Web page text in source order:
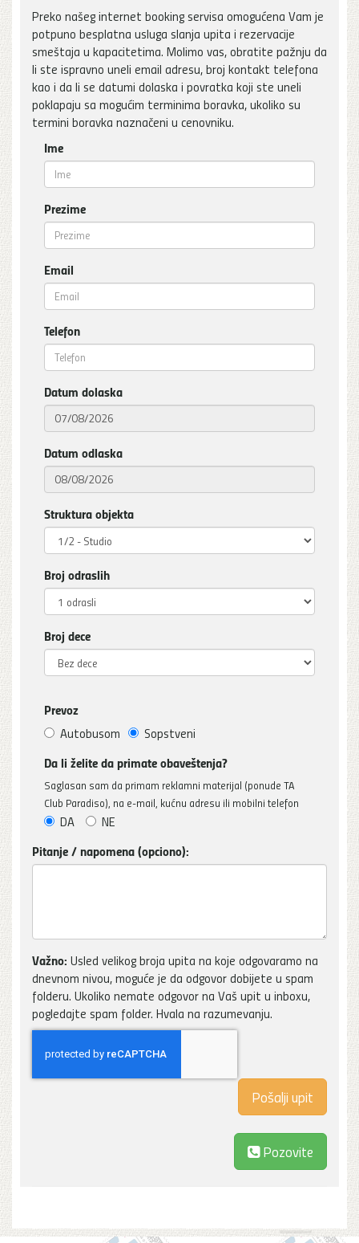
Preko našeg internet booking servisa omogućena Vam je
potpuno besplatna usluga slanja upita i rezervacije
smeštaja u kapacitetima. Molimo vas, obratite pažnju da
li ste ispravno uneli email adresu, broj kontakt telefona
kao i da li se datumi dolaska i povratka koji ste uneli
poklapaju sa mogućim terminima boravka, ukoliko su
termini boravka naznačeni u cenovniku.
Ime
Prezime
Email
Telefon
Datum dolaska
Datum odlaska
Struktura objekta
Broj odraslih
Broj dece
Prevoz
Autobusom Sopstveni
Da li želite da primate obaveštenja?
Saglasan sam da primam reklamni materijal (ponude TA
Club Paradiso), na e-mail, kućnu adresu ili mobilni telefon
DA NE
Pitanje / napomena (opciono):
Važno: Usled velikog broja upita na koje odgovaramo na
dnevnom nivou, moguće je da odgovor dobijete u spam
folderu. Ukoliko nemate odgovor na Vaš upit u inboxu,
pogledajte spam folder. Hvala na razumevanju.
Pozovite